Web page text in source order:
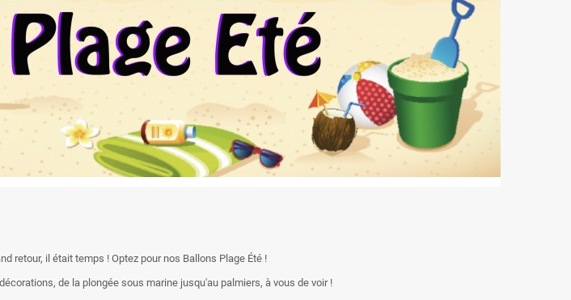
retour, il était temps ! Optez pour nos Ballons Plage Été !
de la plongée sous marine jusqu'au palmiers, à vous de voir !